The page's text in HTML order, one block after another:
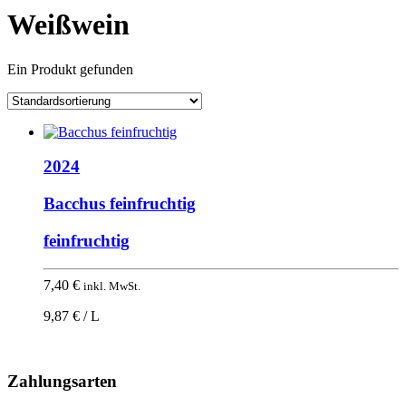
Weißwein
Ein Produkt gefunden
2024
Bacchus feinfruchtig
feinfruchtig
7,40 € inkl. MwSt.
9,87 € / L
oben
Zahlungsarten